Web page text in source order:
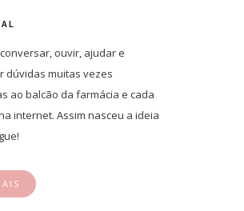
ouvir, ajudar e
dúvidas muitas vezes
ao balcão da farmácia e cada
internet. Assim nasceu a ideia